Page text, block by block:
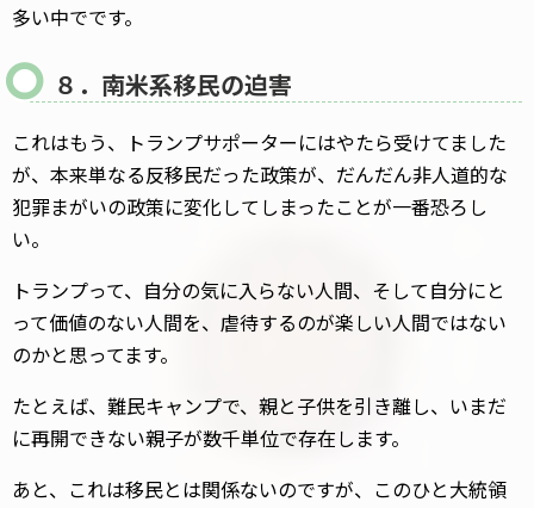
多い中でです。
８．南米系移民の迫害
これはもう、トランプサポーターにはやたら受けてました
が、本来単なる反移民だった政策が、だんだん非人道的な
犯罪まがいの政策に変化してしまったことが一番恐ろし
い。
トランプって、自分の気に入らない人間、そして自分にと
って価値のない人間を、虐待するのが楽しい人間ではない
のかと思ってます。
たとえば、難民キャンプで、親と子供を引き離し、いまだ
に再開できない親子が数千単位で存在します。
あと、これは移民とは関係ないのですが、このひと大統領